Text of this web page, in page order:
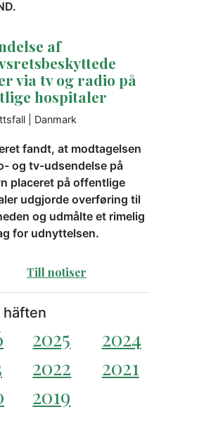
af
via tv og radio på
hospitaler
| Danmark
fandt, at modtagelsen
og tv-udsendelse på
placeret på offentlige
udgjorde overføring til
og udmålte et rimelig
for udnyttelsen.
Till notiser
2025
2024
2022
2021
2019